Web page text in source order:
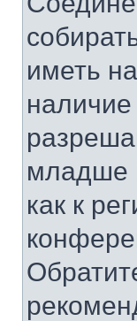
иметь
наличие
младше
как к